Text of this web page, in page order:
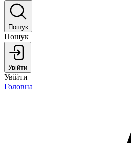
Пошук
Пошук
Увійти
Увійти
Головна